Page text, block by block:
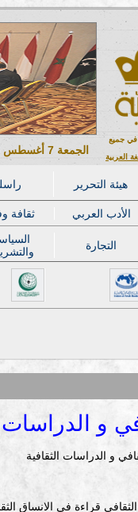
في جميع
العربية
هيئة التحرير
ثقافة الأدب العربي
التجارة
و الدراسات